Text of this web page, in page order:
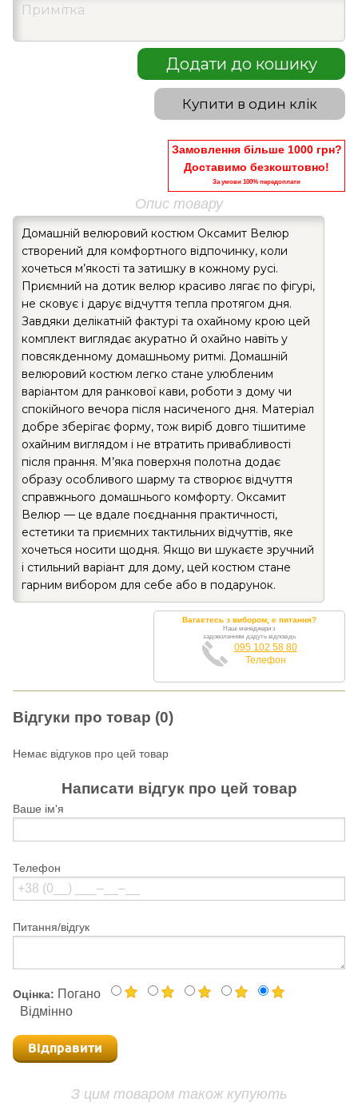
Додати до кошику
Купити в один клік
Замовлення більше 1000 грн?
Доставимо безкоштовно!
За умови 100% передоплати
Опис товару
Домашній велюровий костюм Оксамит Велюр
створений для комфортного відпочинку, коли
хочеться м’якості та затишку в кожному русі.
Приємний на дотик велюр красиво лягає по фігурі,
не сковує і дарує відчуття тепла протягом дня.
Завдяки делікатній фактурі та охайному крою цей
комплект виглядає акуратно й охайно навіть у
повсякденному домашньому ритмі. Домашній
велюровий костюм легко стане улюбленим
варіантом для ранкової кави, роботи з дому чи
спокійного вечора після насиченого дня. Матеріал
добре зберігає форму, тож виріб довго тішитиме
охайним виглядом і не втратить привабливості
після прання. М’яка поверхня полотна додає
образу особливого шарму та створює відчуття
справжнього домашнього комфорту. Оксамит
Велюр — це вдале поєднання практичності,
естетики та приємних тактильних відчуттів, яке
хочеться носити щодня. Якщо ви шукаєте зручний
і стильний варіант для дому, цей костюм стане
гарним вибором для себе або в подарунок.
Вагаєтесь з вибором, є питання?
Наші менеджери з
задоволенням дадуть відповідь
095 102 58 80
Телефон
Відгуки про товар (0)
Немає відгуков про цей товар
Написати відгук про цей товар
Ваше ім'я
Телефон
Питання/відгук
Оцінка: Погано
Відмінно
Відправити
З цим товаром також купують